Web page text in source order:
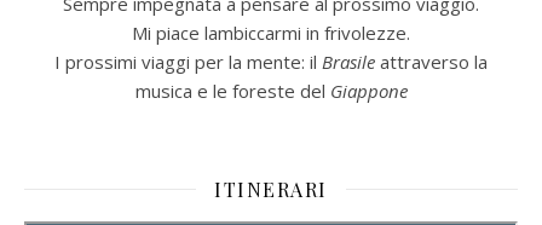
Mi piace lambiccarmi in frivolezze.
I prossimi viaggi per la mente: il Brasile attraverso la
musica e le foreste del Giappone
ITINERARI